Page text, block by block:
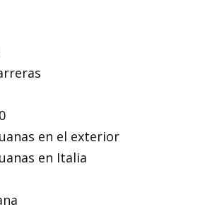
en el exterior
en Italia